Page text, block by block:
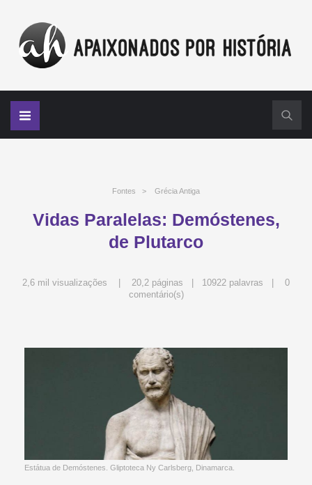
Fontes > Grécia Antiga
Vidas Paralelas: Demóstenes,
de Plutarco
2,6 mil visualizações | 20,2 páginas | 10922 palavras | 0
comentário(s)
Estátua de Demóstenes. Gliptoteca Ny Carlsberg, Dinamarca.